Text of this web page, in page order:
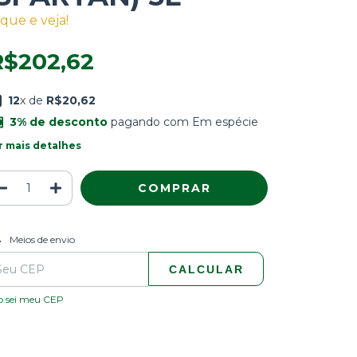
e veja!
12x de R$20,62
3% de desconto pagando com Em espécie
mais detalhes
para o CEP:
Meios de envio
CALCULAR
sei meu CEP